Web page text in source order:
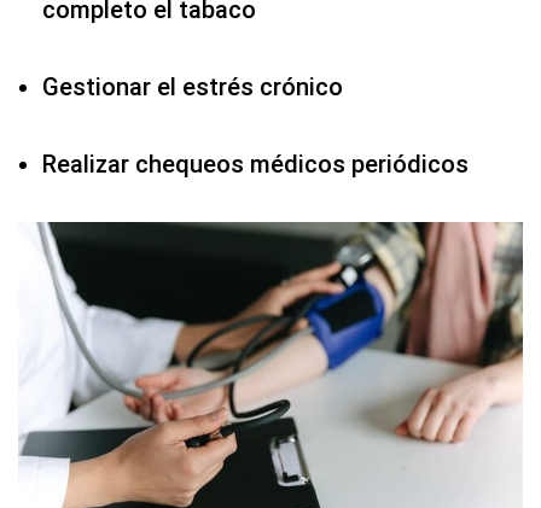
completo el tabaco
Gestionar el estrés crónico
Realizar chequeos médicos periódicos